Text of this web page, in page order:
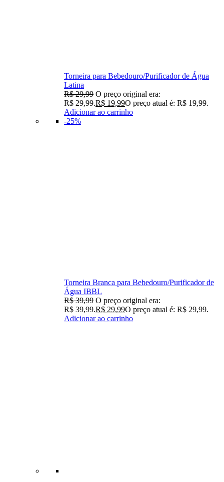
Torneira para Bebedouro/Purificador de Água
Latina
R$29,99 O preço original era:
R$ 29,99.R$ 19,99O preço atual é: R$ 19,99.
Adicionar ao carrinho
-25%
Torneira Branca para Bebedouro/Purificador de
Água IBBL
R$39,99 O preço original era:
R$ 39,99.R$ 29,99O preço atual é: R$ 29,99.
Adicionar ao carrinho